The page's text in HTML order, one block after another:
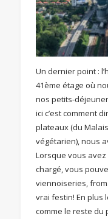
Un dernier point :
41ème étage où
nos petits-
ici c’est comment
plateaux (du
végétarien), nous
Lorsque vous
chargé, vous
viennoiseries,
vrai festin! En plus
comme le reste du